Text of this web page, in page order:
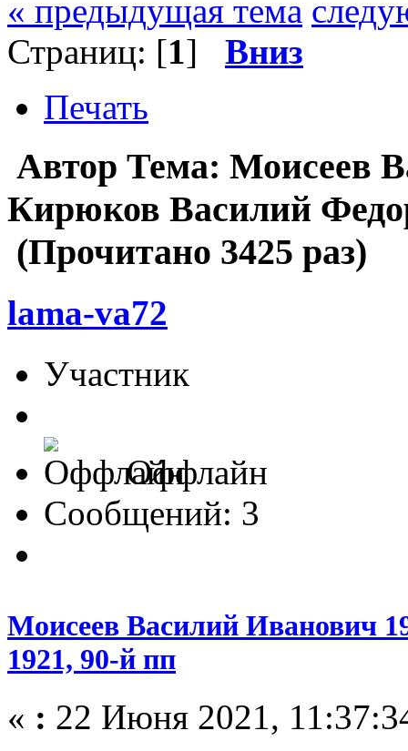
« предыдущая тема
Страниц: [1] Вниз
Печать
Автор Тема: Моисеев
Кирюков Василий
(Прочитано 3425 раз)
lama-va72
Участник
Оффлайн
Сообщений: 3
Моисеев Василий Иванович
1921, 90-й пп
« : 22 Июня 2021,